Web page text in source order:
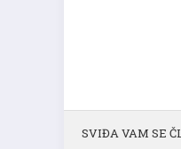
SVIĐA VAM SE